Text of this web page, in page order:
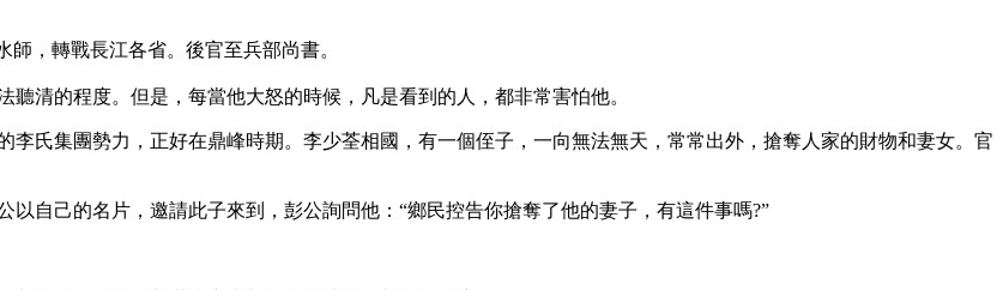
師，轉戰長江各省。後官至兵部尚書。
清的程度。但是，每當他大怒的時候，凡是看到的人，都非常害怕他。
氏集團勢力，正好在鼎峰時期。李少荃相國，有一個侄子，一向無法無天，常常出外，搶奪人家的財物和妻女。官
自己的名片，邀請此子來到，彭公詢問他：“鄉民控告你搶奪了他的妻子，有這件事嗎?”